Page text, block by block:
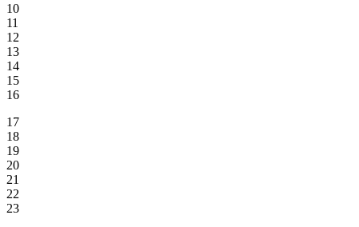
10
11
12
13
14
15
16
17
18
19
20
21
22
23